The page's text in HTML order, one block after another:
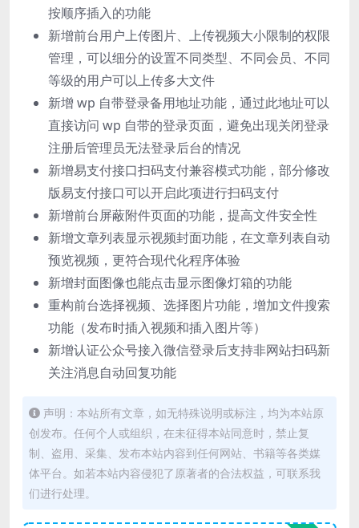
按顺序插入的功能
新增前台用户上传图片、上传视频大小限制的权限
管理，可以细分的设置不同类型、不同会员、不同
等级的用户可以上传多大文件
新增 wp 自带登录备用地址功能，通过此地址可以
直接访问 wp 自带的登录页面，避免出现关闭登录
注册后管理员无法登录后台的情况
新增易支付接口扫码支付兼容模式功能，部分修改
版易支付接口可以开启此项进行扫码支付
新增前台屏蔽附件页面的功能，提高文件安全性
新增文章列表显示视频封面功能，在文章列表自动
预览视频，更符合现代化程序体验
新增封面图像也能点击显示图像灯箱的功能
重构前台选择视频、选择图片功能，增加文件搜索
功能（发布时插入视频和插入图片等）
新增认证公众号接入微信登录后支持非网站扫码新
关注消息自动回复功能
声明：本站所有文章，如无特殊说明或标注，均为本站原
创发布。任何个人或组织，在未征得本站同意时，禁止复
制、盗用、采集、发布本站内容到任何网站、书籍等各类媒
体平台。如若本站内容侵犯了原著者的合法权益，可联系我
们进行处理。